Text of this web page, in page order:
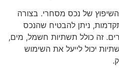
של נכס מסחרי. בצורה
ניתן להבטיח שהנכס
זה כולל תשתיות חשמל, מים,
יכול לייעל את השימוש